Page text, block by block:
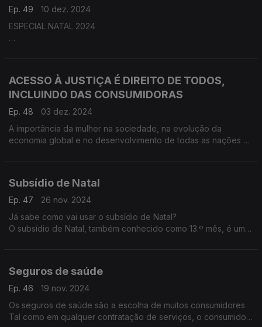
Ep. 49
10 dez. 2024
ESPECIAL NATAL 2024
vossa lista de compras especial época de Natal. Sempre com
o intuito de economizar, tempo e dinheiro, descobrirá a
utilidade de ter esta “cábula” consigo.
ACESSO À JUSTIÇA É DIREITO DE TODOS,
INCLUINDO DAS CONSUMIDORAS
Ep. 48
03 dez. 2024
A importância da mulher na sociedade, na evolução da
economia global e no desenvolvimento de todas as nações e
Subsídio de Natal
Ep. 47
26 nov. 2024
Já sabe como vai usar o subsídio de Natal?
O subsídio de Natal, também conhecido como 13.º mês, é uma
Seguros de saúde
Ep. 46
19 nov. 2024
Os seguros de saúde são a escolha de muitos consumidores
Tal como em qualquer contratação de serviços, o consumidor